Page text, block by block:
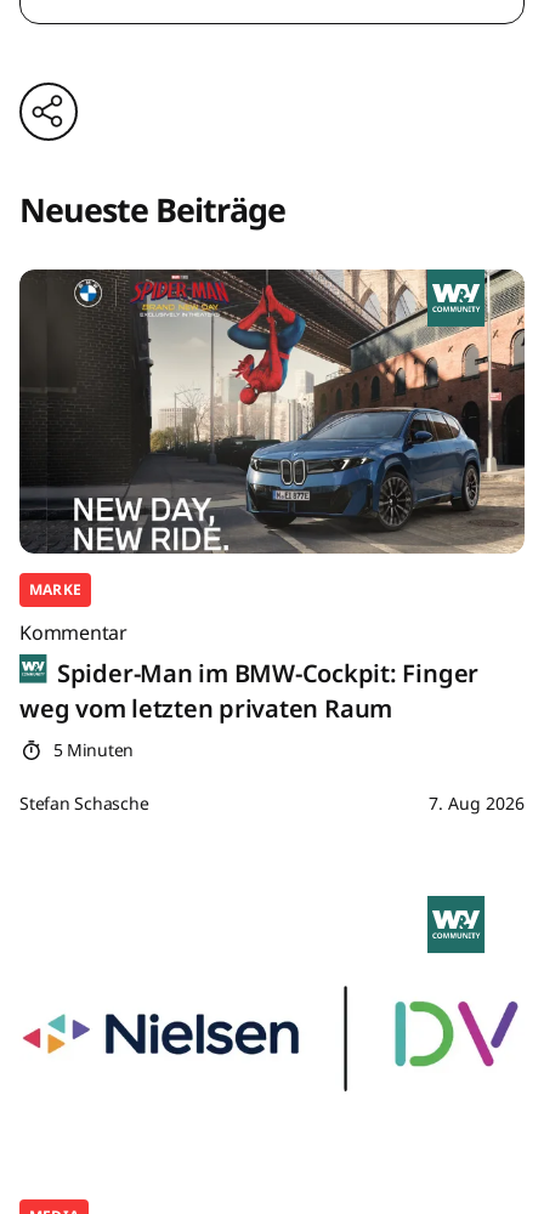
Neueste Beiträge
MARKE
Kommentar
Spider-Man im BMW-Cockpit: Finger
weg vom letzten privaten Raum
5 Minuten
Stefan Schasche 7. Aug 2026